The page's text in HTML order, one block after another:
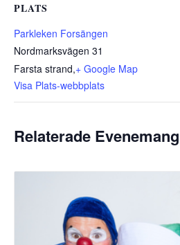
PLATS
Parkleken Forsängen
Nordmarksvägen 31
Farsta strand,+ Google Map
Visa Plats-webbplats
Relaterade Evenemang